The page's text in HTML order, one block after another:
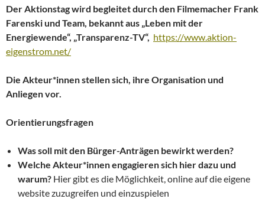
Der Aktionstag wird begleitet durch den Filmemacher Frank
Farenski und Team, bekannt aus „Leben mit der
Energiewende“, „Transparenz-TV“, https://www.aktion-
eigenstrom.net/
Die Akteur*innen stellen sich, ihre Organisation und
Anliegen vor.
Orientierungsfragen
Was soll mit den Bürger-Anträgen bewirkt werden?
Welche Akteur*innen engagieren sich hier dazu und
warum? Hier gibt es die Möglichkeit, online auf die eigene
website zuzugreifen und einzuspielen